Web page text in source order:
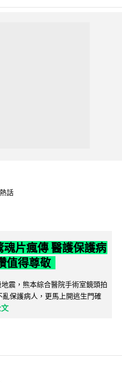
話
片瘋傳 醫護保護病
值得尊敬
震，熊本綜合醫院手術室鏡頭拍
保護病人，更馬上開逃生門確